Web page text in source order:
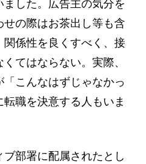
した。広告主の気分を
の際はお茶出し等も含
係性を良くすべく、接
てはならない。実際、
こんなはずじゃなかっ
職を決意する人もいま
部署に配属されたとし